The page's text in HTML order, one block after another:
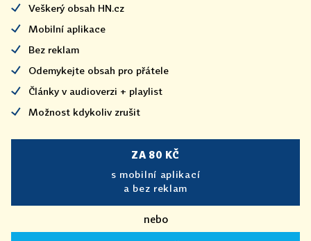
Veškerý obsah HN.cz
Mobilní aplikace
Bez reklam
Odemykejte obsah pro přátele
Články v audioverzi + playlist
Možnost kdykoliv zrušit
ZA 80 KČ
s mobilní aplikací
a bez reklam
nebo